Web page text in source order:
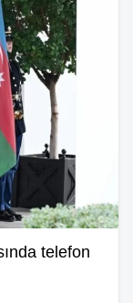
telefon